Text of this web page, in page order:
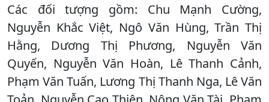
Các đối tượng gồm: Chu Mạnh Cường,
Nguyễn Khắc Việt, Ngô Văn Hùng, Trần Thị
Hằng, Dương Thị Phương, Nguyễn Văn
Quyến, Nguyễn Văn Hoàn, Lê Thanh Cảnh,
Phạm Văn Tuấn, Lương Thị Thanh Nga, Lê Văn